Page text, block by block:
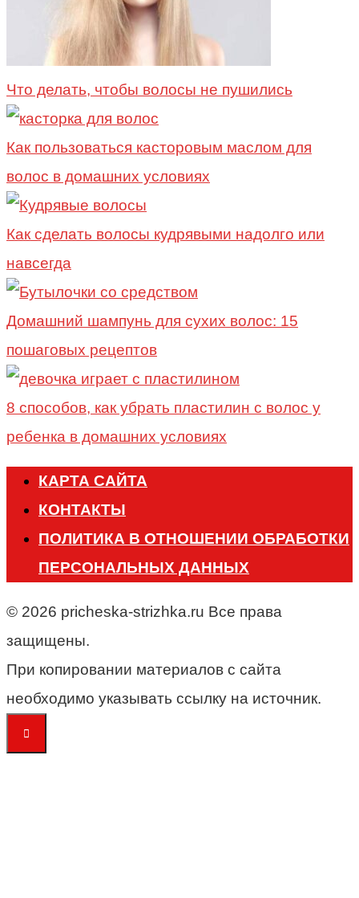
Что делать, чтобы волосы не пушились
Как пользоваться касторовым маслом для
волос в домашних условиях
Как сделать волосы кудрявыми надолго или
навсегда
Домашний шампунь для сухих волос: 15
пошаговых рецептов
8 способов, как убрать пластилин с волос у
ребенка в домашних условиях
КАРТА САЙТА
КОНТАКТЫ
ПОЛИТИКА В ОТНОШЕНИИ ОБРАБОТКИ
ПЕРСОНАЛЬНЫХ ДАННЫХ
© 2026 pricheska-strizhka.ru Все права
защищены.
При копировании материалов с сайта
необходимо указывать ссылку на источник.